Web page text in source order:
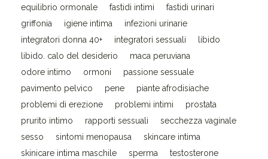
equilibrio ormonale
fastidi intimi
fastidi urinari
griffonia
igiene intima
infezioni urinarie
integratori donna 40+
integratori sessuali
libido
libido. calo del desiderio
maca peruviana
odore intimo
ormoni
passione sessuale
pavimento pelvico
pene
piante afrodisiache
problemi di erezione
problemi intimi
prostata
prurito intimo
rapporti sessuali
secchezza vaginale
sesso
sintomi menopausa
skincare intima
skinicare intima maschile
sperma
testosterone